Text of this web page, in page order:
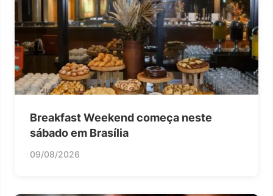
Breakfast Weekend começa neste
sábado em Brasília
09/08/2026